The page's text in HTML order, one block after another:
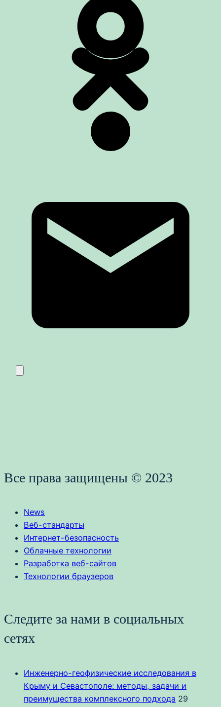
Все права защищены © 2023
News
Веб-стандарты
Интернет-безопасность
Облачные технологии
Разработка веб-сайтов
Технологии браузеров
Следите за нами в социальных
сетях
Инженерно-геофизические исследования в
Крыму и Севастополе: методы, задачи и
преимущества комплексного подхода 29